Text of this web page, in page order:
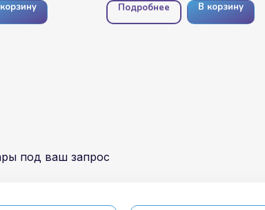
Подробнее В корзину
под ваш запрос